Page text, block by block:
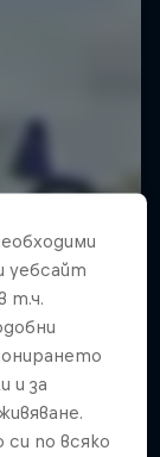
уебсайт
т.ч.
и за
по всяко